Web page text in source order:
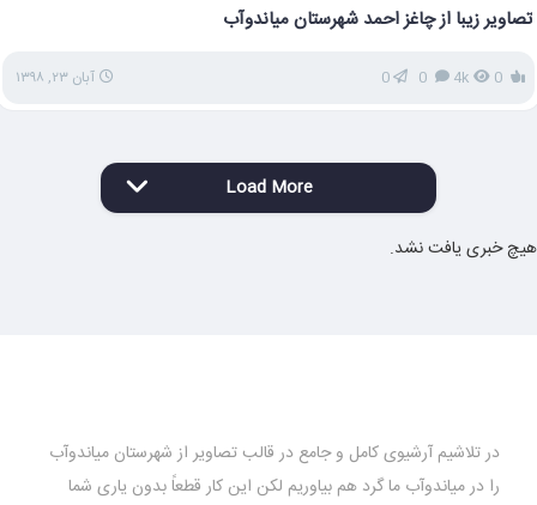
تصاویر زیبا از چاغز احمد شهرستان میاندوآب
4k
0 آبان ۲۳, ۱۳۹۸
Load More
هیچ خبری یافت نشد.
در تلاشیم آرشیوی کامل و جامع در قالب تصاویر از شهرستان میاندوآب
را در میاندوآب ما گرد هم بیاوریم لکن این کار قطعاً بدون یاری شما